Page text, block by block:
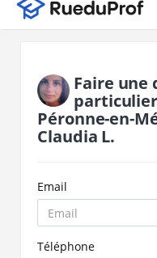
Faire une
Péronne-en-
Claudia L.
Email
Téléphone